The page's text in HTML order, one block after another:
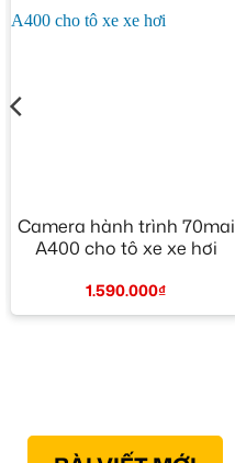
Camera hành trình 70mai
A400 cho tô xe xe hơi
1.590.000₫